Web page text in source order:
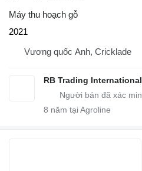
Máy thu hoạch gỗ
2021
Vương quốc Anh, Cricklade
RB Trading International
8 năm tại Agroline